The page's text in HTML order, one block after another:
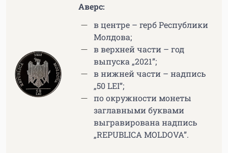
Аверс:
в центре – герб Республики
Молдова;
в верхней части – год
выпуска „2021”;
в нижней части – надпись
„50 LEI”;
по окружности монеты
заглавными буквами
выгравирована надпись
„REPUBLICA MOLDOVA”.